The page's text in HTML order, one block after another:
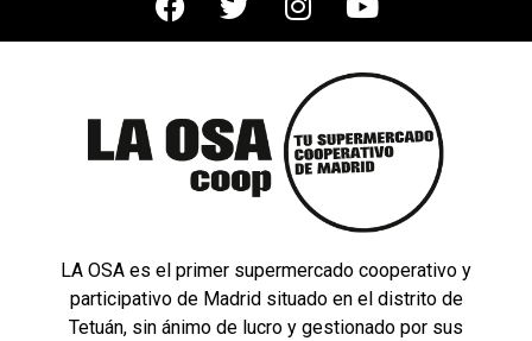
LA OSA es el primer supermercado cooperativo y
participativo de Madrid situado en el distrito de
Tetuán, sin ánimo de lucro y gestionado por sus